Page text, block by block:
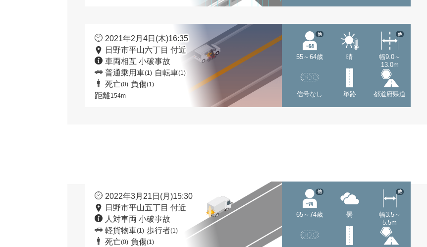
2021年2月4日(木)16:35
日野市平山六丁目 付近
車両相互 小破事故
普通乗用車(1) 自転車(1)
死亡(0) 負傷(1)
距離154m
55～64歳
他
晴
幅9.0～
13.0m
他
信号なし 単路 都道府県道
2022年3月21日(月)15:30
日野市平山五丁目 付近
人対車両 小破事故
軽貨物車(1) 歩行者(1)
死亡(0) 負傷(1)
65～74歳
他
曇
幅3.5～
5.5m
他